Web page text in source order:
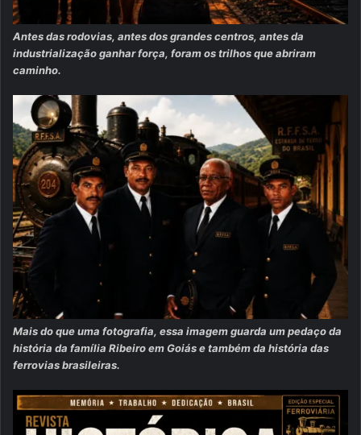
Antes das rodovias, antes dos grandes centros, antes da
industrialização ganhar força, foram os trilhos que abriram
caminho.
Mais do que uma fotografia, essa imagem guarda um pedaço da
história da família Ribeiro em Goiás e também da história das
ferrovias brasileiras.